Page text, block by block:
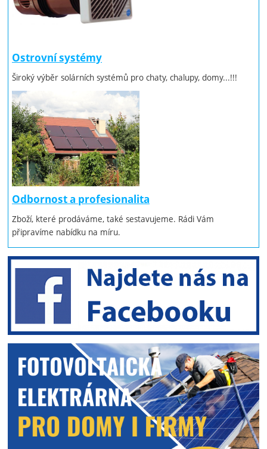
Ostrovní systémy
Široký výběr solárních systémů pro chaty, chalupy, domy...!!!
Odbornost a profesionalita
Zboží, které prodáváme, také sestavujeme. Rádi Vám
připravíme nabídku na míru.